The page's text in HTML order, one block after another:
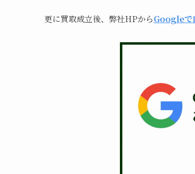
更に買取成立後、弊社HPからGoogleで